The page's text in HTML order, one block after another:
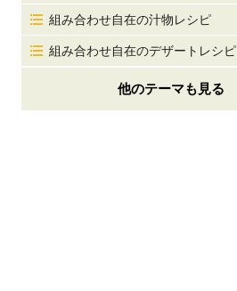
組み合わせ自在の汁物レシピ
組み合わせ自在のデザートレシピ
他のテーマも見る